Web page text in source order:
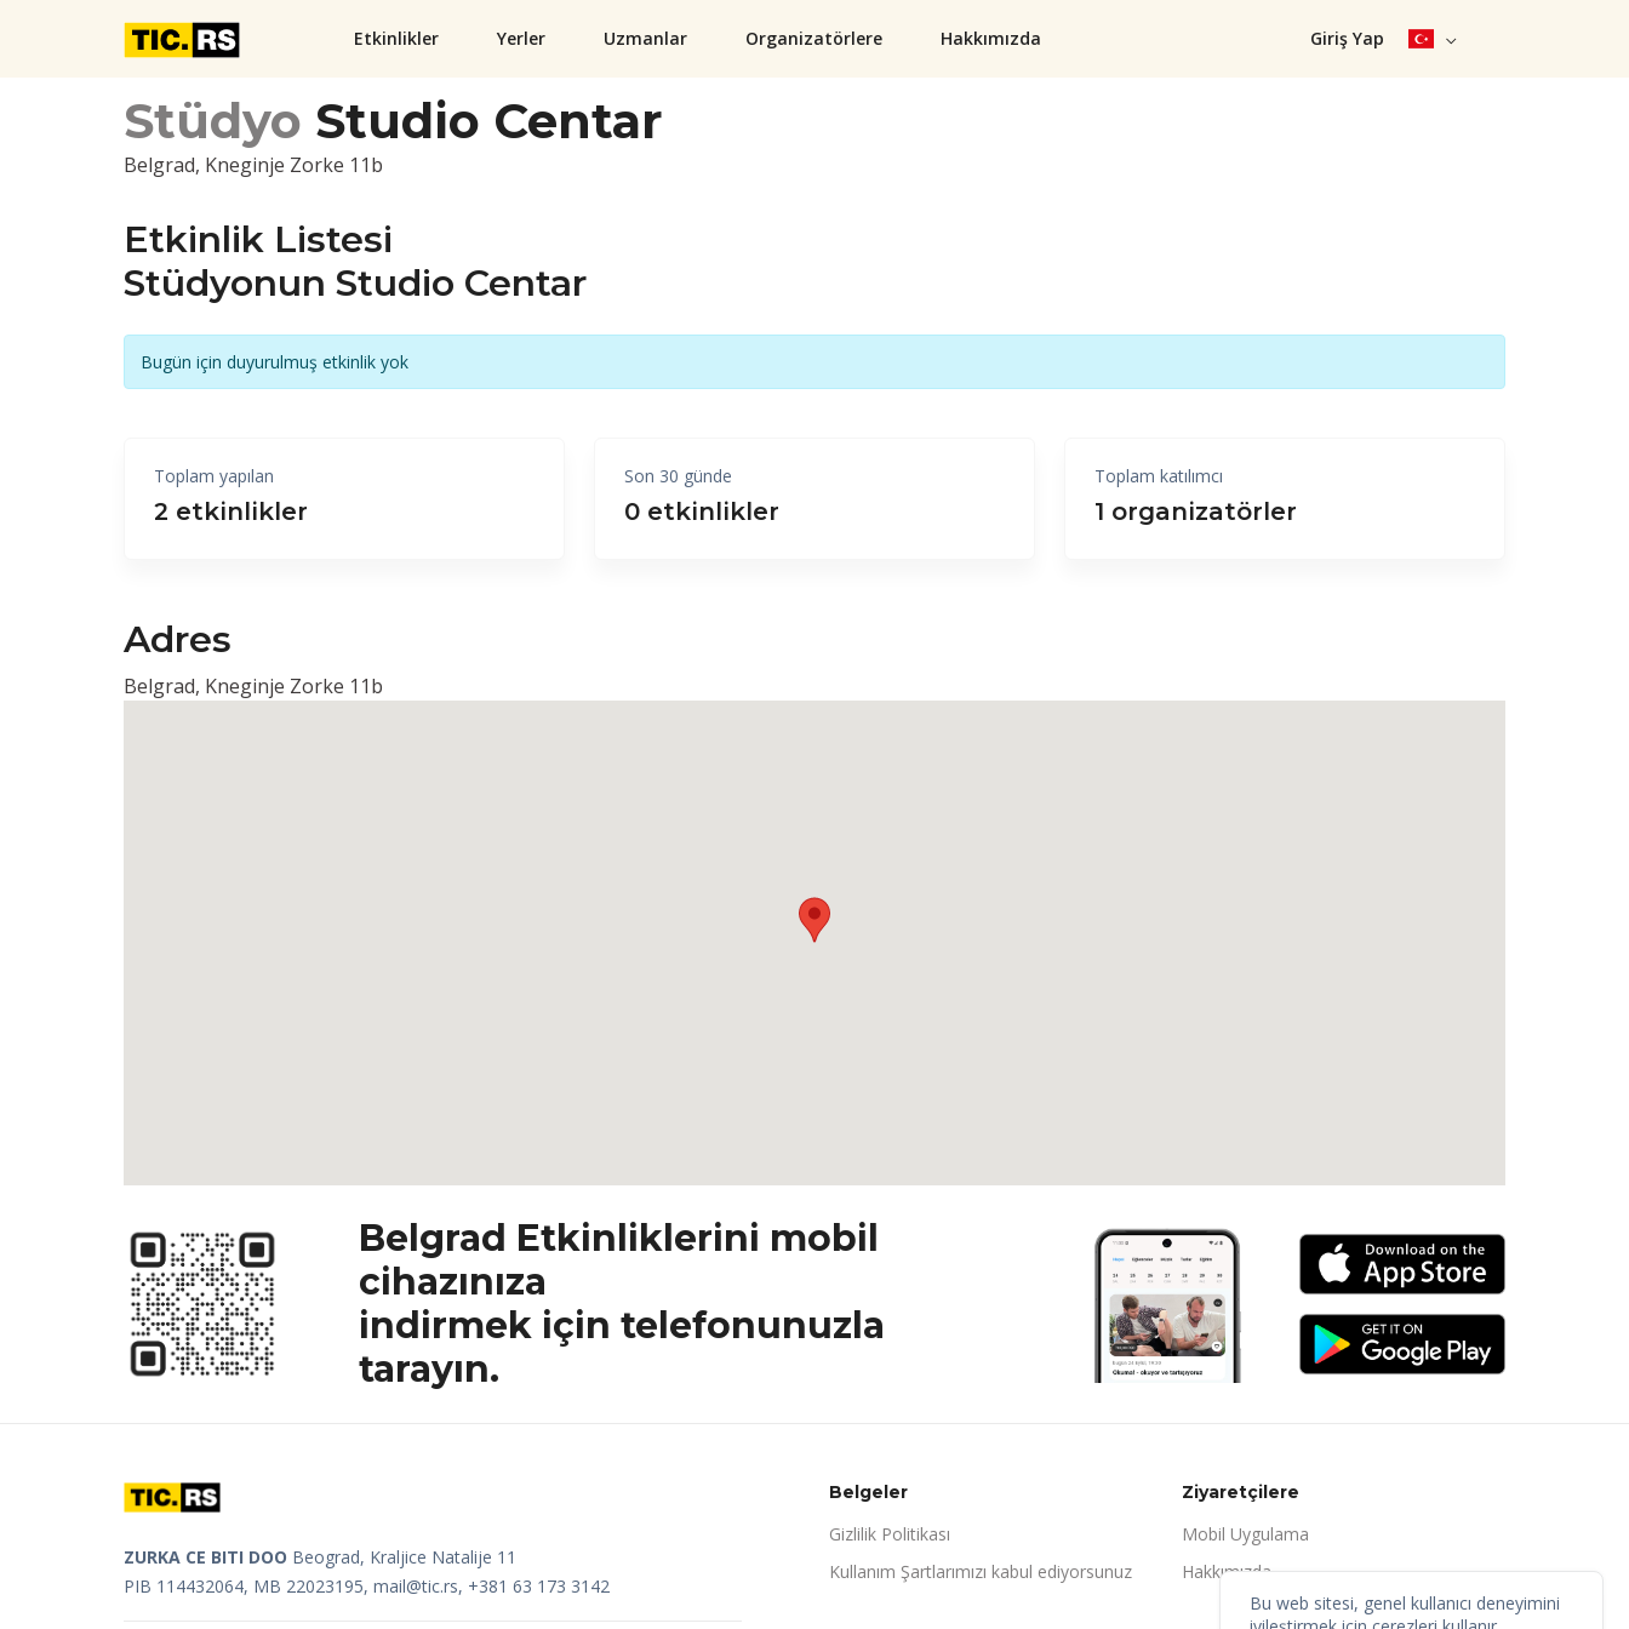
Etkinlikler Yerler Uzmanlar Organizatörlere Hakkımızda Giriş Yap
Stüdyo Studio Centar
Belgrad, Kneginje Zorke 11b
Etkinlik Listesi
Stüdyonun Studio Centar
Bugün için duyurulmuş etkinlik yok
Toplam yapılan
2 etkinlikler
Son 30 günde
0 etkinlikler
Toplam katılımcı
1 organizatörler
Adres
Belgrad, Kneginje Zorke 11b
Belgrad Etkinliklerini mobil
cihazınıza
indirmek için telefonunuzla
tarayın.
ZURKA CE BITI DOO Beograd, Kraljice Natalije 11
PIB 114432064, MB 22023195, mail@tic.rs, +381 63 173 3142
Belgeler
Gizlilik Politikası
Kullanım Şartlarımızı kabul ediyorsunuz
Ziyaretçilere
Mobil Uygulama
Hakkımızda
Bu web sitesi, genel kullanıcı deneyimini